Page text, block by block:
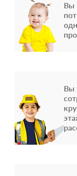
Вы
Вы